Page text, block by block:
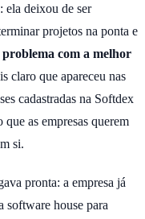
ela deixou de ser
projetos na ponta e
com a melhor
claro que apareceu nas
cadastradas na Softdex
as empresas querem
si.
pronta: a empresa já
software house para